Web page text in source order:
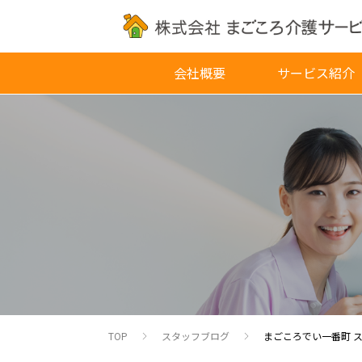
会社概要 サービス紹介
TOP スタッフブログ まごころでい一番町